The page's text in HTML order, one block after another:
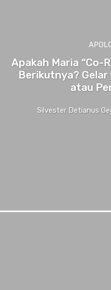
Apakah Maria “Co-
Berikutnya? Gelar
atau
Silvester Detianus